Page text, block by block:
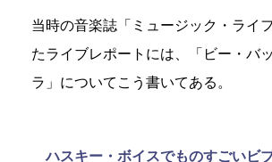
当時の音楽誌「ミュージック・ライ
たライブレポートには、「ビー・バ
ラ」についてこう書いてある。
ハスキー・ボイスでものすごいビ